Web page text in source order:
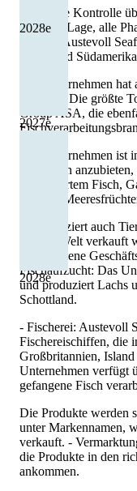
2028e
2027e
2028e
Es hat die Kontrolle
ist in der Lage, alle
steuern. Austevoll
Nord- und
Das Unternehmen
Ländern. Die größte
Group ASA, die
Das Unternehmen ist
Produkten
geräuchertem Fisch,
anderen
Es produziert auch
ganzen Welt
verschiedene
Fischaufzucht: Das
und produziert Lachs
Schottland.
- Fischerei: Austevoll
Fischereischiffen, die
Großbritannien,
Unternehmen verfügt
gefangene Fisch
Die Produkte werden
unter Markennamen,
verkauft. -
die Produkte in den
ankommen.